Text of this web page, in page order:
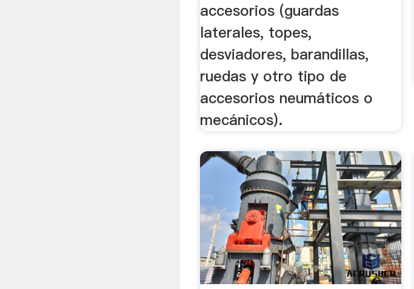
accesorios (guardas
laterales, topes,
desviadores, barandillas,
ruedas y otro tipo de
accesorios neumáticos o
mecánicos).